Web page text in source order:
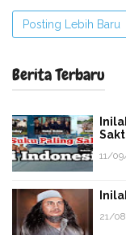
Posting Lebih Baru
Berita Terbaru
11/
21/